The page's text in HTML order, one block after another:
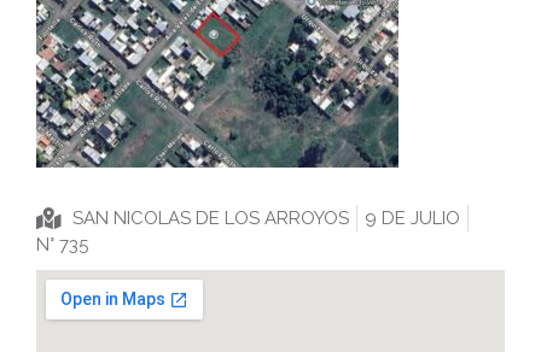
SAN NICOLAS DE LOS ARROYOS
9 DE JULIO
N° 735